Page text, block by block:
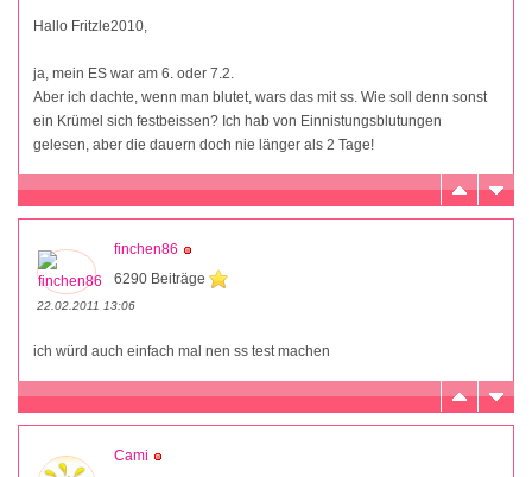
Hallo Fritzle2010,
ja, mein ES war am 6. oder 7.2.
Aber ich dachte, wenn man blutet, wars das mit ss. Wie soll denn sonst
ein Krümel sich festbeissen? Ich hab von Einnistungsblutungen
gelesen, aber die dauern doch nie länger als 2 Tage!
finchen86
6290 Beiträge
22.02.2011 13:06
ich würd auch einfach mal nen ss test machen
Cami